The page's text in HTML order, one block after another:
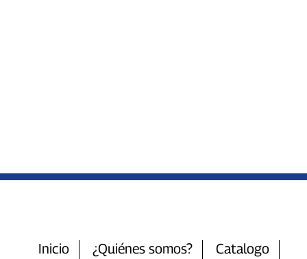
Inicio ¿Quiénes somos?
Catalogo